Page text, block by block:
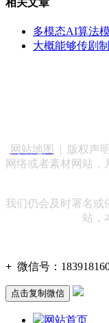
多模态AI算法
大概能够传剧
网站地图
| 版权声
网络或者素材网站
我们仍会及时署名或
站，
+ 微信号：
点击复制微信
网站首页